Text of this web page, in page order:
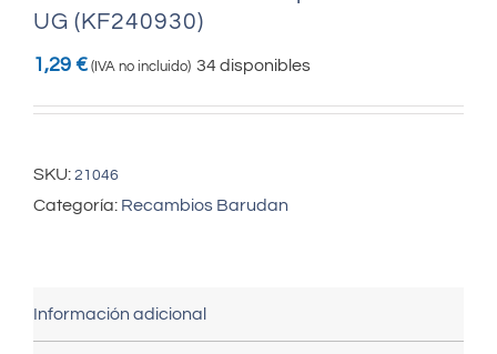
UG (KF240930)
1,29 € (IVA no incluido) 34 disponibles
SKU: 21046
Categoría: Recambios Barudan
Información adicional